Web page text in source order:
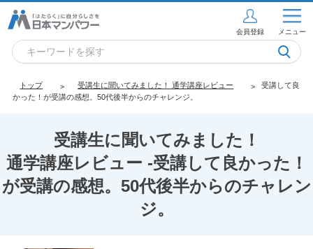
会員登録 メニュー
トップ 受講生に聞いてみました！ 通学講座レビュー
受講して良
かった！が受講の感想。50代後半からのチャレンジ。
受講生に聞いてみました！
通学講座レビュー -受講して良かった！
が受講の感想。50代後半からのチャレン
ジ。